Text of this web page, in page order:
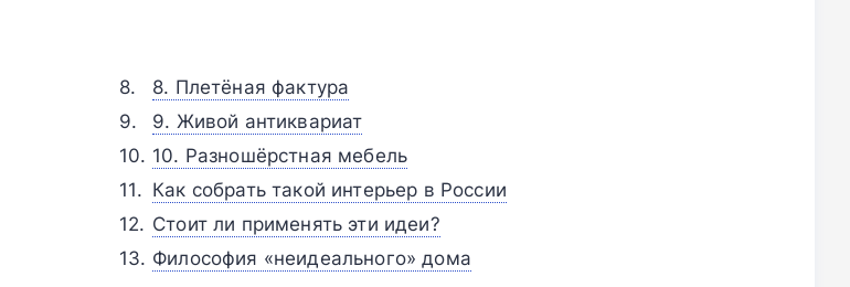
8. Плетёная фактура
9. Живой антиквариат
10. Разношёрстная мебель
Как собрать такой интерьер в России
Стоит ли применять эти идеи?
Философия «неидеального» дома